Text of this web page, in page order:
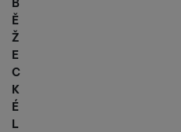
Ě
Ž
E
C
K
É
L